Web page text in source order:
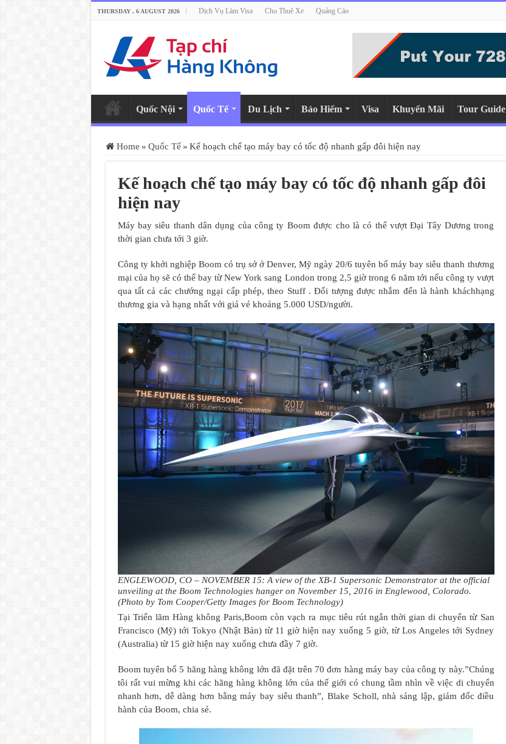
THURSDAY , 6 AUGUST 2026 Dịch Vụ Làm Visa Cho Thuê Xe Quảng Cáo
Quốc Nội Quốc Tế Du Lịch Bảo Hiểm Visa Khuyến Mãi Tour Guide
Home » Quốc Tế » Kế hoạch chế tạo máy bay có tốc độ nhanh gấp đôi hiện nay
Kế hoạch chế tạo máy bay có tốc độ nhanh gấp đôi
hiện nay
Máy bay siêu thanh dân dụng của công ty Boom được cho là có thể vượt Đại Tây Dương trong
thời gian chưa tới 3 giờ.
Công ty khởi nghiệp Boom có trụ sở ở Denver, Mỹ ngày 20/6 tuyên bố máy bay siêu thanh thương
mại của họ sẽ có thể bay từ New York sang London trong 2,5 giờ trong 6 năm tới nếu công ty vượt
qua tất cả các chướng ngại cấp phép, theo Stuff . Đối tượng được nhắm đến là hành kháchhạng
thương gia và hạng nhất với giá vé khoảng 5.000 USD/người.
ENGLEWOOD, CO – NOVEMBER 15: A view of the XB-1 Supersonic Demonstrator at the official
unveiling at the Boom Technologies hanger on November 15, 2016 in Englewood, Colorado.
(Photo by Tom Cooper/Getty Images for Boom Technology)
Tại Triển lãm Hàng không Paris,Boom còn vạch ra mục tiêu rút ngắn thời gian di chuyển từ San
Francisco (Mỹ) tới Tokyo (Nhật Bản) từ 11 giờ hiện nay xuống 5 giờ, từ Los Angeles tới Sydney
(Australia) từ 15 giờ hiện nay xuống chưa đầy 7 giờ.
Boom tuyên bố 5 hãng hàng không lớn đã đặt trên 70 đơn hàng máy bay của công ty này.”Chúng
tôi rất vui mừng khi các hãng hàng không lớn của thế giới có chung tầm nhìn về việc di chuyển
nhanh hơn, dễ dàng hơn bằng máy bay siêu thanh”, Blake Scholl, nhà sáng lập, giám đốc điều
hành của Boom, chia sẻ.